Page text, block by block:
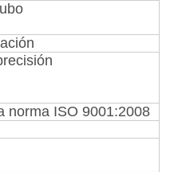
norma ISO 9001:2008